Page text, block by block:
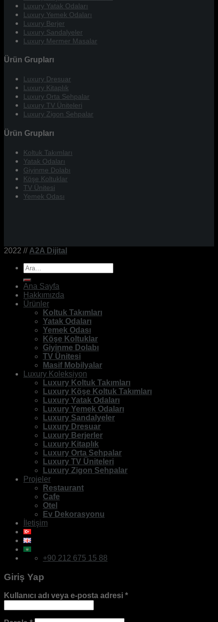
Luxury Yatak Odaları
Luxury Yemek Odaları
Luxury Berjer
Luxury Sandalyeler
Luxury Mermer Masalar
Ürün Grupları
Luxury Dresuar
Luxury Kitaplık
Luxury Orta Sehpalar
Luxury TV Üniteleri
Luxury Zigon Sehpalar
Ürün Grupları
Koltuk Takımları
Yatak Odaları
Giyinme Dolabı
Köşe Koltuklar
TV Ünitesi
Yemek Odası
2022 // A2A Dijital
Ara:
Ana Sayfa
Hakkımızda
Ürünler
Koltuk Takımları
Yatak Odaları
Yemek Odası
Köşe Koltuklar
Giyinme Dolabı
TV Ünitesi
Masif Mobilyalar
Luxury Koleksiyon
Luxury Koltuk Takımları
Luxury Köşe Koltuk Takımları
Luxury Yatak Odaları
Luxury Yemek Odaları
Luxury Sandalyeler
Luxury Dresuar
Luxury Berjerler
Luxury Kitaplık
Luxury Orta Sehpalar
Luxury TV Üniteleri
Luxury Zigon Sehpalar
Projeler
Restaurant
Cafe
Otel
Ev Dekorasyonu
İletişim
+90 212 675 15 88
Giriş Yap
Kullanıcı adı veya e-posta adresi *